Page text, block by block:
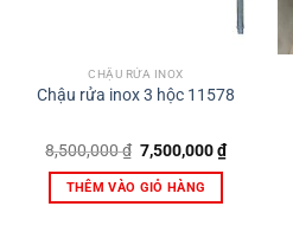
CHẬU RỬA INOX
Chậu rửa inox 3 hộc 11578
8,500,000₫ Giá
gốc
là:
8,500,000 ₫.
7,500,000₫Giá
hiện
THÊM VÀO GIỎ HÀNG